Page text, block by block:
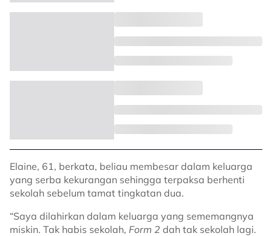
Elaine, 61, berkata, beliau membesar dalam keluarga
yang serba kekurangan sehingga terpaksa berhenti
sekolah sebelum tamat tingkatan dua.
“Saya dilahirkan dalam keluarga yang sememangnya
miskin. Tak habis sekolah, Form 2 dah tak sekolah lagi.